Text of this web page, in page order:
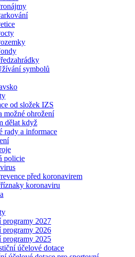
symbolů
od složek IZS
možné ohrožení
dělat když
rady a informace
policie
před koronavirem
koronaviru
programy 2027
programy 2026
programy 2025
účelové dotace